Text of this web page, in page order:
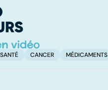
CANCER MÉDICAMENTS